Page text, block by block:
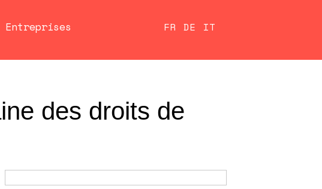
Entreprises FR DE IT
des droits de